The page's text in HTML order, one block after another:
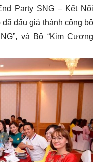
Party SNG – Kết Nối
đấu giá thành công bộ
và Bộ “Kim Cương